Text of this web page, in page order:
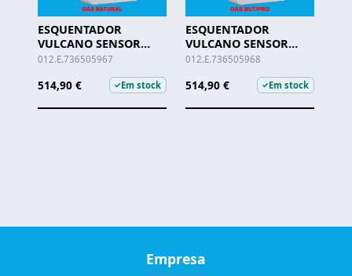
ESQUENTADOR
VULCANO SENSOR
VENTILADO - WTD 11-4
012.E.736505967
514,90 € ✓Em stock
ESQUENTADOR
VULCANO SENSOR
VENTILADO - WTD 11-4
012.E.736505968
514,90 € ✓Em stock
Empresa